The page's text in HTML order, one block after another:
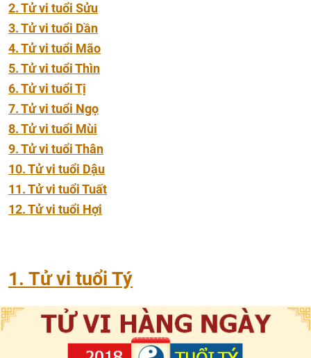
2. Tử vi tuổi Sửu
3. Tử vi tuổi Dần
4. Tử vi tuổi Mão
5. Tử vi tuổi Thìn
6. Tử vi tuổi Tị
7. Tử vi tuổi Ngọ
8. Tử vi tuổi Mùi
9. Tử vi tuổi Thân
10. Tử vi tuổi Dậu
11. Tử vi tuổi Tuất
12. Tử vi tuổi Hợi
1. Tử vi tuổi Tý